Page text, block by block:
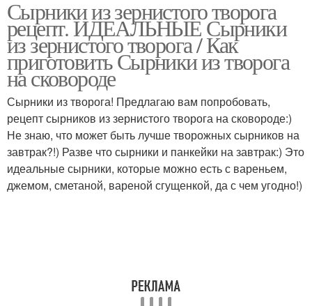
творога
Творог со сливками
Творог в сливках
Творог в духовке
Сырники из зернистого творога
рецепт. ИДЕАЛЬНЫЕ Сырники
из зернистого творога / Как
приготовить Сырники из творога
на сковороде
Сырники из творога! Предлагаю вам попробовать,
рецепт сырников из зернистого творога на сковороде:)
Не знаю, что может быть лучше творожных сырников на
завтрак?!) Разве что сырники и панкейки на завтрак:) Это
идеальные сырники, которые можно есть с вареньем,
джемом, сметаной, вареной сгущенкой, да с чем угодно!)